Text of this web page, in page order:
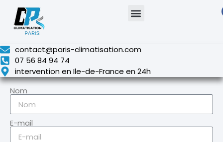
contact@paris-climatisation.com
07 56 84 94 74
intervention en Ile-de-France en 24h
Nom
E-mail